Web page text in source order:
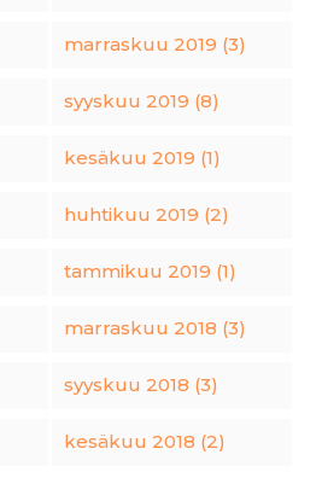
marraskuu 2019 (3)
syyskuu 2019 (8)
kesäkuu 2019 (1)
huhtikuu 2019 (2)
tammikuu 2019 (1)
marraskuu 2018 (3)
syyskuu 2018 (3)
kesäkuu 2018 (2)